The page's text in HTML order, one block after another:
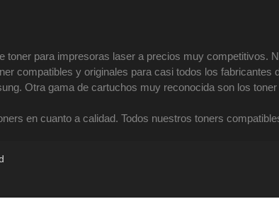
toner para impresoras laser a precios muy competitivos.
compatibles y originales para casi todos los
Otra gama de cartuchos muy reconocida son los
en cuanto a calidad. Todos nuestros toners